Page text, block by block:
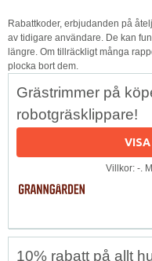
Rabattkoder, erbjudanden på
av tidigare användare. De kan
längre. Om tillräckligt många
plocka bort dem.
Grästrimmer på
robotgräsklippare!
VISA
Villkor: -.
10% rabatt på allt